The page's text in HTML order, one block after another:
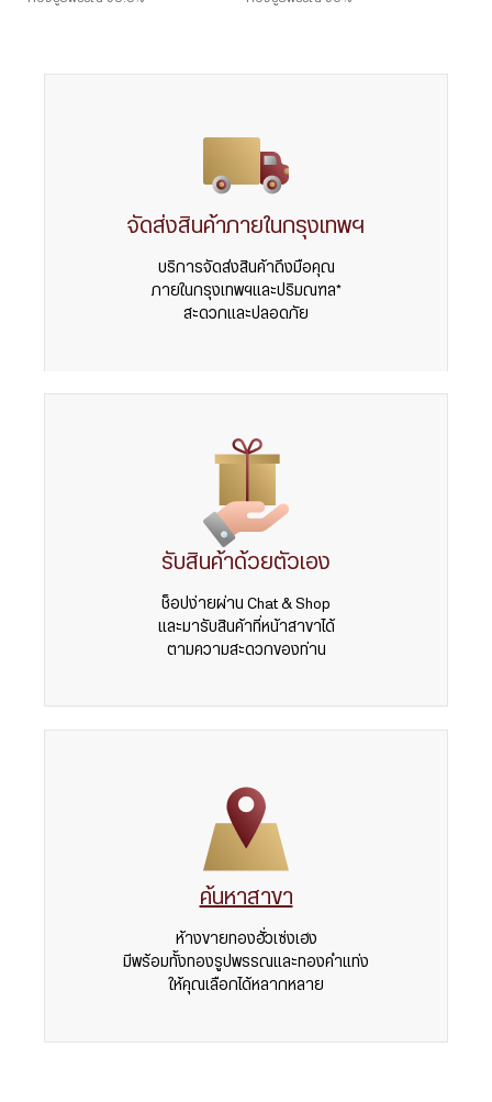
จัดส่งสินค้าภายในกรุงเทพฯ
บริการจัดส่งสินค้าถึงมือคุณ
ภายในกรุงเทพฯและปริมณฑล*
สะดวกและปลอดภัย
รับสินค้าด้วยตัวเอง
ช็อปง่ายผ่าน Chat & Shop
และมารับสินค้าที่หน้าสาขาได้
ตามความสะดวกของท่าน
ค้นหาสาขา
ห้างขายทองฮั่วเซ่งเฮง
มีพร้อมทั้งทองรูปพรรณและทองคำแท่ง
ให้คุณเลือกได้หลากหลาย